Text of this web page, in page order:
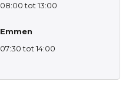
08:00 tot 13:00
Emmen
07:30 tot 14:00